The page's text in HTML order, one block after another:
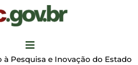
Pesquisa e Inovação do Estado